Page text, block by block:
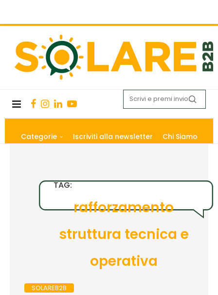
Categorie Iscriviti alla newsletter Chi Siamo
TAG:
rafforzamento
struttura tecnica e
operativa
SOLAREB2B